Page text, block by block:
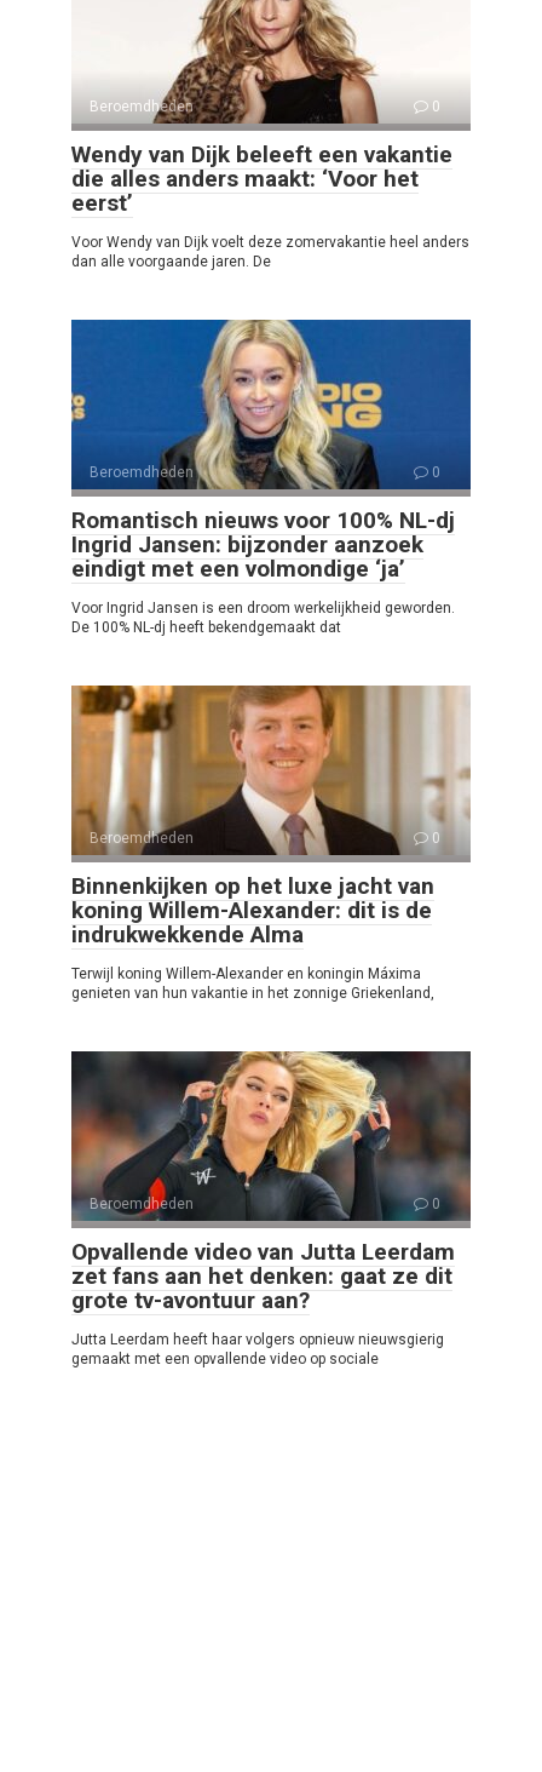
Beroemdheden 0
Wendy van Dijk beleeft een vakantie
die alles anders maakt: ‘Voor het
eerst’
Voor Wendy van Dijk voelt deze zomervakantie heel anders
dan alle voorgaande jaren. De
Beroemdheden 0
Romantisch nieuws voor 100% NL-dj
Ingrid Jansen: bijzonder aanzoek
eindigt met een volmondige ‘ja’
Voor Ingrid Jansen is een droom werkelijkheid geworden.
De 100% NL-dj heeft bekendgemaakt dat
Beroemdheden 0
Binnenkijken op het luxe jacht van
koning Willem-Alexander: dit is de
indrukwekkende Alma
Terwijl koning Willem-Alexander en koningin Máxima
genieten van hun vakantie in het zonnige Griekenland,
Beroemdheden 0
Opvallende video van Jutta Leerdam
zet fans aan het denken: gaat ze dit
grote tv-avontuur aan?
Jutta Leerdam heeft haar volgers opnieuw nieuwsgierig
gemaakt met een opvallende video op sociale